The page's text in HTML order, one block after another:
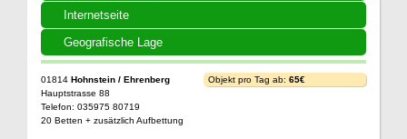
Internetseite
Geografische Lage
01814 Hohnstein / Ehrenberg
Hauptstrasse 88
Telefon: 035975 80719
20 Betten + zusätzlich Aufbettung
Objekt pro Tag ab: 65€